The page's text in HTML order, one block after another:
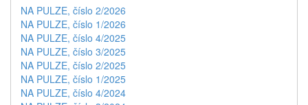
NA PULZE, číslo 2/2026
NA PULZE, číslo 1/2026
NA PULZE, číslo 4/2025
NA PULZE, číslo 3/2025
NA PULZE, číslo 2/2025
NA PULZE, číslo 1/2025
NA PULZE, číslo 4/2024